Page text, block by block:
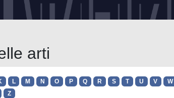
arti
L M N O P Q R S T U V W
Z